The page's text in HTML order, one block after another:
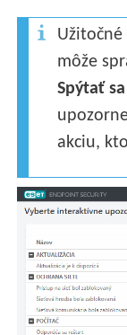
môže
Spýtať
akciu,